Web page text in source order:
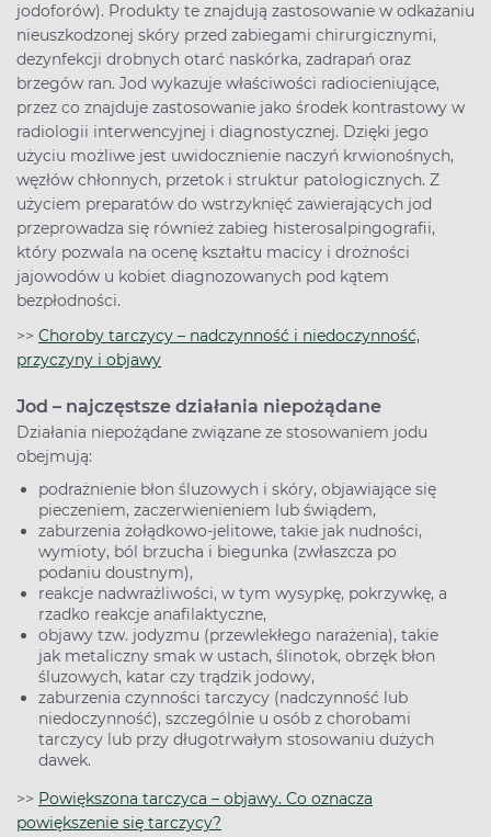
jodoforów). Produkty te znajdują zastosowanie w odkażaniu
nieuszkodzonej skóry przed zabiegami chirurgicznymi,
dezynfekcji drobnych otarć naskórka, zadrapań oraz
brzegów ran. Jod wykazuje właściwości radiocieniujące,
przez co znajduje zastosowanie jako środek kontrastowy w
radiologii interwencyjnej i diagnostycznej. Dzięki jego
użyciu możliwe jest uwidocznienie naczyń krwionośnych,
węzłów chłonnych, przetok i struktur patologicznych. Z
użyciem preparatów do wstrzyknięć zawierających jod
przeprowadza się również zabieg histerosalpingografii,
który pozwala na ocenę kształtu macicy i drożności
jajowodów u kobiet diagnozowanych pod kątem
bezpłodności.
>> Choroby tarczycy – nadczynność i niedoczynność,
przyczyny i objawy
Jod – najczęstsze działania niepożądane
Działania niepożądane związane ze stosowaniem jodu
obejmują:
podrażnienie błon śluzowych i skóry, objawiające się
pieczeniem, zaczerwienieniem lub świądem,
zaburzenia żołądkowo-jelitowe, takie jak nudności,
wymioty, ból brzucha i biegunka (zwłaszcza po
podaniu doustnym),
reakcje nadwrażliwości, w tym wysypkę, pokrzywkę, a
rzadko reakcje anafilaktyczne,
objawy tzw. jodyzmu (przewlekłego narażenia), takie
jak metaliczny smak w ustach, ślinotok, obrzęk błon
śluzowych, katar czy trądzik jodowy,
zaburzenia czynności tarczycy (nadczynność lub
niedoczynność), szczególnie u osób z chorobami
tarczycy lub przy długotrwałym stosowaniu dużych
dawek.
>> Powiększona tarczyca – objawy. Co oznacza
powiększenie się tarczycy?